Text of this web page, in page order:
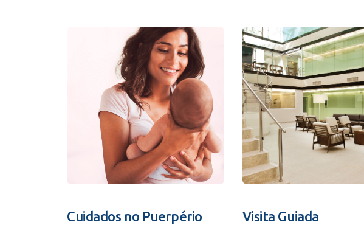
Cuidados no Puerpério Visita Guiada